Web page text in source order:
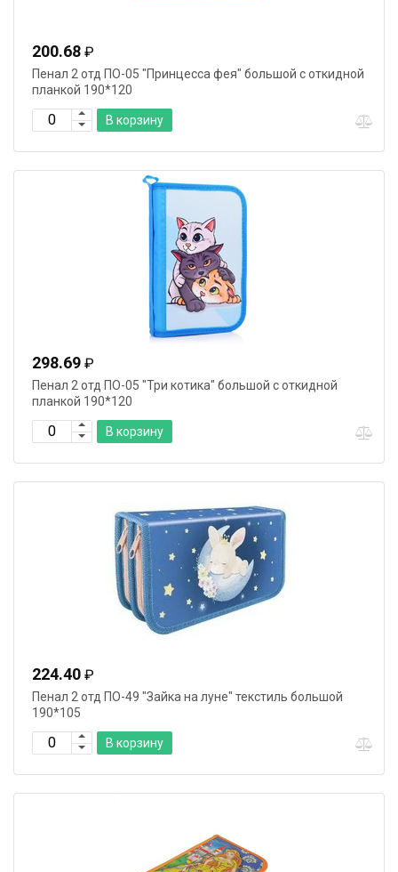
200.68 ₽
Пенал 2 отд ПО-05 "Принцесса фея" большой с откидной
планкой 190*120
В корзину
298.69 ₽
Пенал 2 отд ПО-05 "Три котика" большой с откидной
планкой 190*120
В корзину
224.40 ₽
Пенал 2 отд ПО-49 "Зайка на луне" текстиль большой
190*105
В корзину